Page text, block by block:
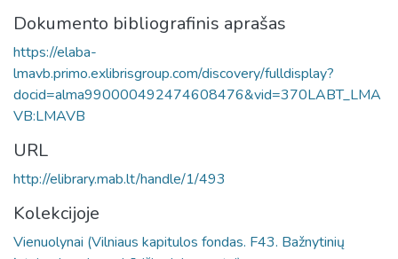
Dokumento bibliografinis aprašas
https://elaba-
lmavb.primo.exlibrisgroup.com/discovery/fulldisplay?
docid=alma990000492474608476&vid=370LABT_LMA
VB:LMAVB
URL
http://elibrary.mab.lt/handle/1/493
Kolekcijoje
Vienuolynai (Vilniaus kapitulos fondas. F43. Bažnytinių